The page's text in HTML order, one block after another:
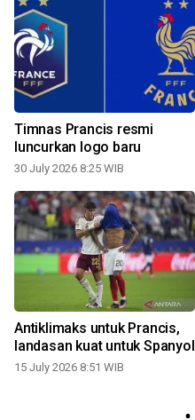
Timnas Prancis resmi
luncurkan logo baru
30 July 2026 8:25 WIB
Antiklimaks untuk Prancis,
landasan kuat untuk Spanyol
15 July 2026 8:51 WIB